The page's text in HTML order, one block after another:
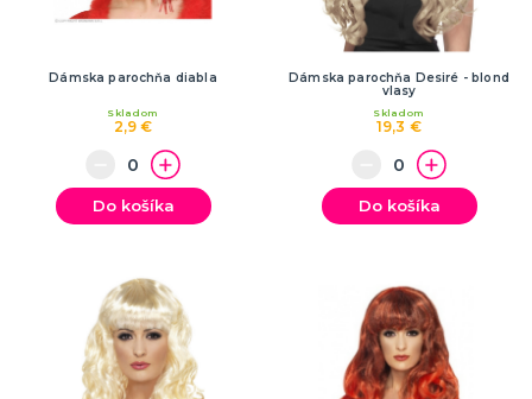
Dámska parochňa diabla
2,9 €
Skladom
Do košíka
Dámska parochňa Desiré - blond
vlasy
19,3 €
Skladom
Do košíka